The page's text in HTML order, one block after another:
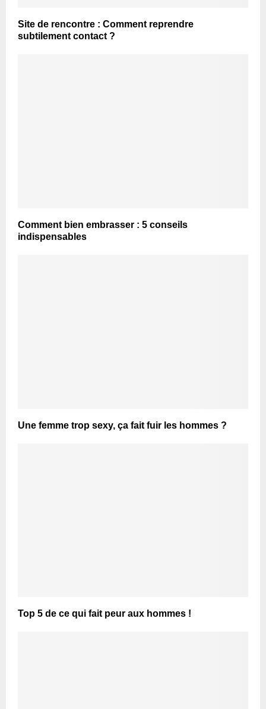
Site de rencontre : Comment reprendre
subtilement contact ?
Comment bien embrasser : 5 conseils
indispensables
Une femme trop sexy, ça fait fuir les hommes ?
Top 5 de ce qui fait peur aux hommes !